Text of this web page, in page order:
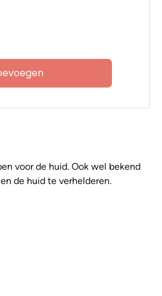
voor de huid. Ook wel bekend
de huid te verhelderen.